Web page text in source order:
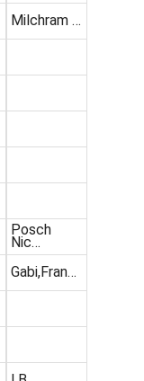
Milchram …
Posch
Nic…
Gabi,Fran…